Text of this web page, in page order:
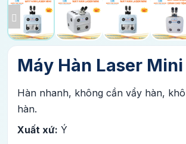
Máy Hàn Laser Mini
Hàn nhanh, không cần vẩy hàn,
hàn.
Xuất xứ: Ý